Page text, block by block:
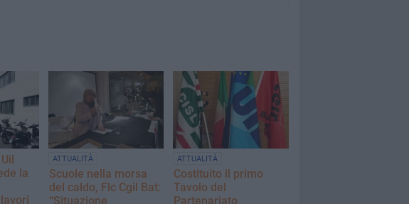
la
ATTUALITÀ
Scuole nella morsa
del caldo, Flc Cgil Bat:
“Situazione
ATTUALITÀ
Costituito il primo
Tavolo del
Partenariato